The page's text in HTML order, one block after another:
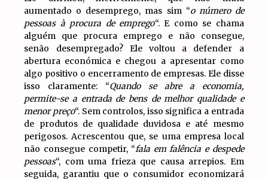
aumentado o desemprego, mas sim “o número de
pessoas à procura de emprego“. E como se chama
alguém que procura emprego e não consegue,
senão desempregado? Ele voltou a defender a
abertura económica e chegou a apresentar como
algo positivo o encerramento de empresas. Ele disse
isso claramente: “Quando se abre a economia,
permite-se a entrada de bens de melhor qualidade e
menor preço“. Sem controlos, isso significa a entrada
de produtos de qualidade duvidosa e até mesmo
perigosos. Acrescentou que, se uma empresa local
não consegue competir, “fala em falência e despede
pessoas“, com uma frieza que causa arrepios. Em
seguida, garantiu que o consumidor economizará